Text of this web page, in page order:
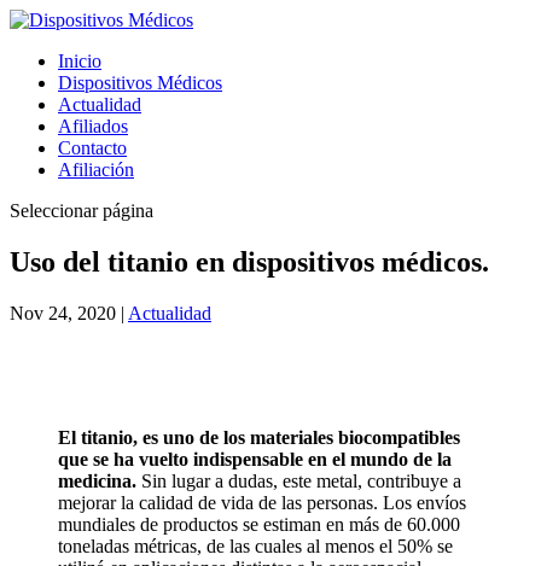
Inicio
Dispositivos Médicos
Actualidad
Afiliados
Contacto
Afiliación
Seleccionar página
Uso del titanio en dispositivos médicos.
Nov 24, 2020 | Actualidad
El titanio, es uno de los materiales biocompatibles
que se ha vuelto indispensable en el mundo de la
medicina. Sin lugar a dudas, este metal, contribuye a
mejorar la calidad de vida de las personas. Los envíos
mundiales de productos se estiman en más de 60.000
toneladas métricas, de las cuales al menos el 50% se